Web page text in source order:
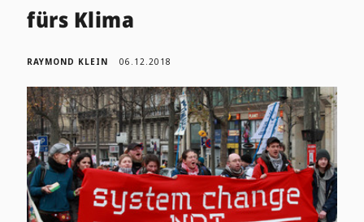
fürs Klima
RAYMOND KLEIN 06.12.2018